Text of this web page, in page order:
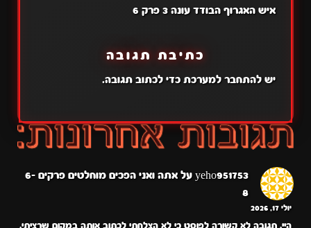
איש האגרוף הבודד עונה 3 פרק 6
כתיבת תגובה
יש להתחבר למערכתכדי לכתוב תגובה.
yeho951753 על
אתה ואני הפכים מוחלטים פרקים 6-
8
יולי 17, 2026
היי. תגובה לא קשורה לפוסט כי לא הצלחתי לכתוב אותה במקום שרציתי.